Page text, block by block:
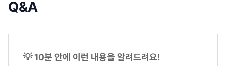
Q&A
💡 10분 안에 이런 내용을 알려드려요!